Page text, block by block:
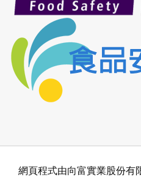
網頁程式由向富實業股份有